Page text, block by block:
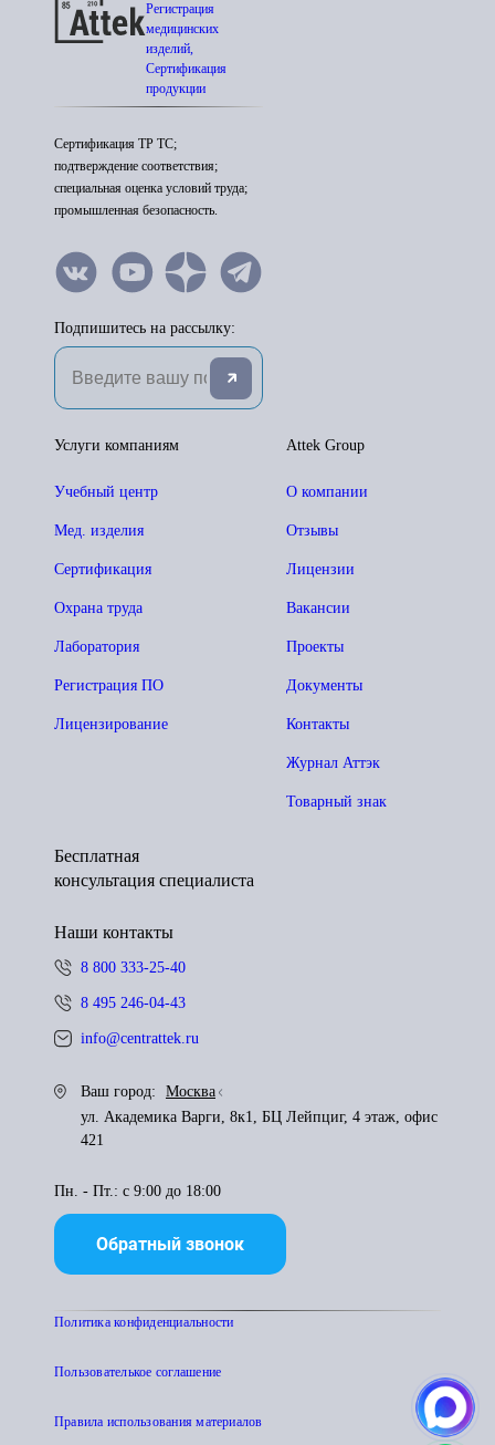
Регистрация
медицинских
изделий,
Сертификация
продукции
Сертификация ТР ТС;
подтверждение соответствия;
специальная оценка условий труда;
промышленная безопасность.
Подпишитесь на рассылку:
Attek Group
О компании
Отзывы
Лицензии
Вакансии
Проекты
Документы
Контакты
Журнал Аттэк
Товарный знак
Услуги компаниям
Учебный центр
Мед. изделия
Сертификация
Охрана труда
Лаборатория
Регистрация ПО
Лицензирование
Бесплатная
консультация специалиста
Наши контакты
8 800 333-25-40
8 495 246-04-43
info@centrattek.ru
Ваш город:
Москва
ул. Академика Варги, 8к1, БЦ Лейпциг, 4 этаж, офис
421
Пн. - Пт.: с 9:00 до 18:00
Обратный звонок
Политика конфиденциальности
Пользователькое соглашение
Правила использования материалов